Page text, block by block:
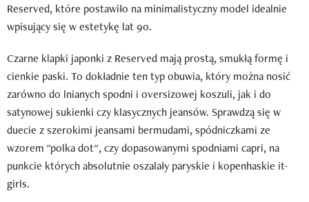
Reserved, które postawiło na minimalistyczny model idealnie
wpisujący się w estetykę lat 90.
Czarne klapki japonki z Reserved mają prostą, smukłą formę i
cienkie paski. To dokładnie ten typ obuwia, który można nosić
zarówno do lnianych spodni i oversizowej koszuli, jak i do
satynowej sukienki czy klasycznych jeansów. Sprawdzą się w
duecie z szerokimi jeansami bermudami, spódniczkami ze
wzorem "polka dot", czy dopasowanymi spodniami capri, na
punkcie których absolutnie oszalały paryskie i kopenhaskie it-
girls.